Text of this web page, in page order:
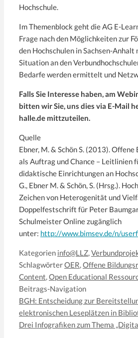
Hochschule.
Im Themenblock geht die AG E-
Frage nach den Möglichkeiten zur
den Hochschulen in Sachsen-Anhalt
Situation an den
Bedarfe werden ermittelt und
Falls Sie Interesse haben, am
bitten wir Sie, uns dies via E-Mail
halle.de mittzuteilen.
Quelle
Ebner, M. & Schön S. (2013).
als Auftrag und Chance – Leitlinien
didaktische Einrichtungen an
G., Ebner M. & Schön, S. (Hrsg.).
Zeichen von Heterogenität und
Doppelfestschrift für Peter
Schulmeister Online zugänglich
unter: http://www.bimsev.de/n/
Kategorien info@LLZ,
SchlagwörterOER,Offene
Content,Open Educational
Beitrags-Navigation
BGH: Entscheidung zur
elektronischen Leseplätzen in
Drei Infografiken zum Thema